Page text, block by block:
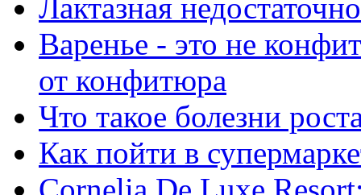
Лактазная
Варенье - это не
от конфитюра
Что такое болезни
Как пойти в